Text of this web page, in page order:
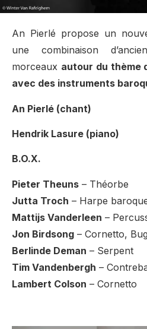
An Pierlé propose un
une combinaison
morceaux autour du thème
avec des instruments
An Pierlé (chant)
Hendrik Lasure (piano)
B.O.X.
Pieter Theuns – Théorbe
Jutta Troch – Harpe
Mattijs Vanderleen –
Jon Birdsong – Cornetto,
Berlinde Deman – Serpent
Tim Vandenbergh –
Lambert Colson – Cornetto